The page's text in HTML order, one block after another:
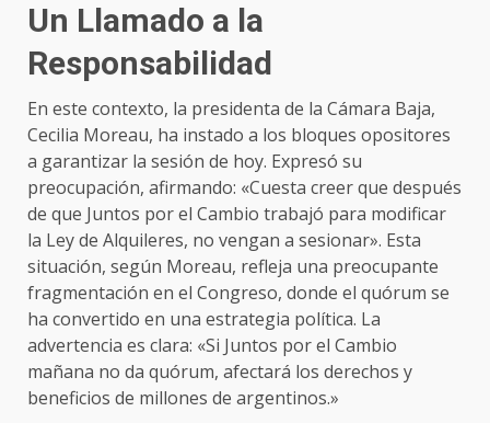
Un Llamado a la
Responsabilidad
En este contexto, la presidenta de la Cámara Baja,
Cecilia Moreau, ha instado a los bloques opositores
a garantizar la sesión de hoy. Expresó su
preocupación, afirmando: «Cuesta creer que después
de que Juntos por el Cambio trabajó para modificar
la Ley de Alquileres, no vengan a sesionar». Esta
situación, según Moreau, refleja una preocupante
fragmentación en el Congreso, donde el quórum se
ha convertido en una estrategia política. La
advertencia es clara: «Si Juntos por el Cambio
mañana no da quórum, afectará los derechos y
beneficios de millones de argentinos.»